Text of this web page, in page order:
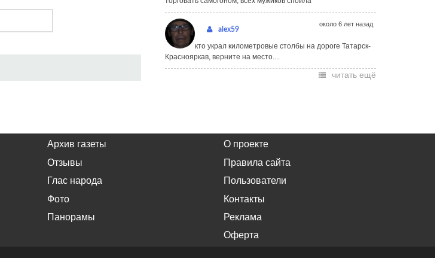
alex59
около 6 лет назад
кто украл километровые столбы на дороге Татарск-
Краснояркав, верните на место....
читать ещё
Архив газеты
Отзывы
Глас народа
Фото
Панорамы
О проекте
Правила сайта
Пользователи
Контакты
Реклама
Оферта